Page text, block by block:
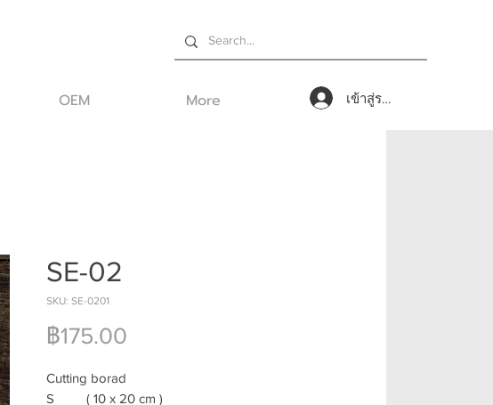
OEM More เข้าสู่ระบบ
SE-02
SKU: SE-0201
฿175.00ราคา
Cutting borad
S ( 10 x 20 cm )